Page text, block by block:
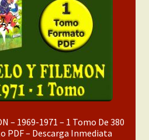
– 1969-1971 – 1 Tomo De 380
PDF – Descarga Inmediata